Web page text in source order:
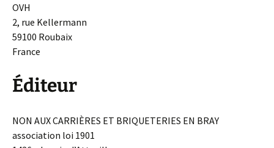
OVH
2, rue Kellermann
59100 Roubaix
France
Éditeur
NON AUX CARRIÈRES ET BRIQUETERIES EN BRAY
association loi 1901